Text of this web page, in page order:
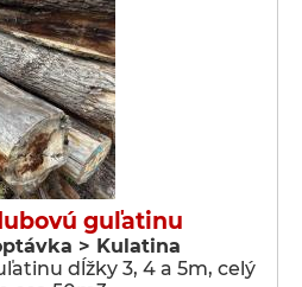
guľatinu
> Kulatina
dĺžky 3, 4 a 5m, celý